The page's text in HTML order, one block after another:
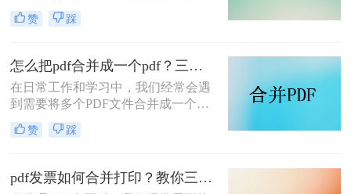
传输和存档。那么怎么把多个pdf文件
合并成一个呢？本文将介绍两种常用
PDF合并任务。
赞 踩
怎么把pdf合并成一个pdf？三种方法教你快速合并pdf！
在日常工作和学习中，我们经常会遇
到需要将多个PDF文件合并成一个文
件的需求。无论是为了整理资料、简
化分享流程，还是为了更方便地阅读
的功能。那么怎么把pdf合并成一个
pdf呢？以下将详细介绍几种常用的
赞 踩
pdf发票如何合并打印？教你三种简单合并方法！